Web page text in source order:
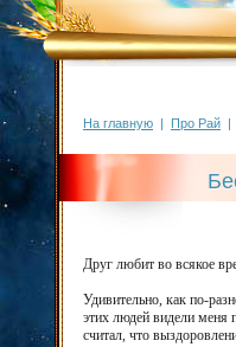
На главную | Про Рай |
Друг любит во всякое
Удивительно, как по-
этих людей видели меня
считал, что